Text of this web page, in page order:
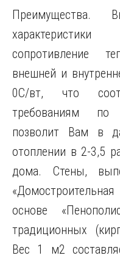
Преимущества.
сопротивление
внешней и
0C/вт, что
требованиям по
позволит Вам в
отоплении в 2-3,5
дома. Стены,
основе
традиционных
Вес 1 м2